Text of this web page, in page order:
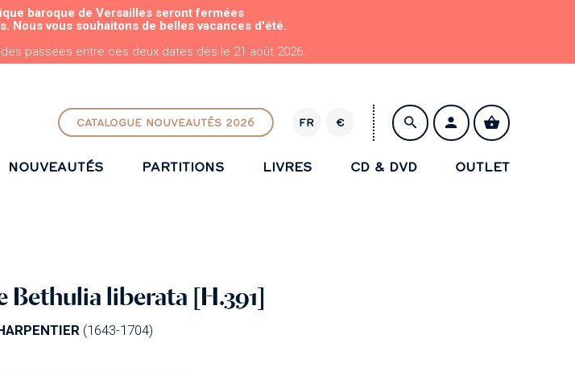
PRINCIPAL
baroque de Versailles seront fermées
Nous vous souhaitons de belles vacances d'été.
passées entre ces deux dates dès le 21 août 2026.
CATALOGUE NOUVEAUTÉS 2026 FR
R
€
NOUVEAUTÉS PARTITIONS LIVRES CD & DVD OUTLET
Bethulia liberata [H.391]
(1643-1704)